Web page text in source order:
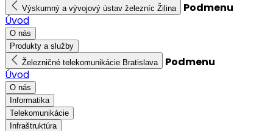
Výskumný a vývojový ústav železníc Žilina
Podmenu
Úvod
O nás
Produkty a služby
Železničné telekomunikácie Bratislava
Podmenu
Úvod
O nás
Informatika
Telekomunikácie
Infraštruktúra